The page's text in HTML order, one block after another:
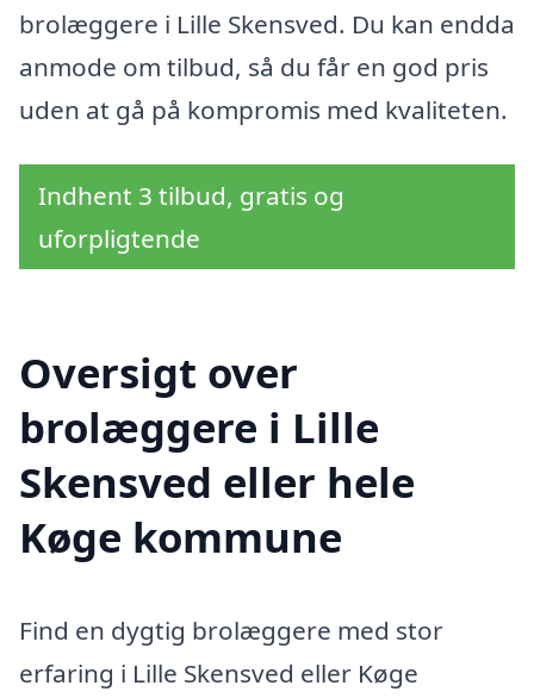
brolæggere i Lille Skensved. Du kan endda
anmode om tilbud, så du får en god pris
uden at gå på kompromis med kvaliteten.
Indhent 3 tilbud, gratis og
uforpligtende
Oversigt over
brolæggere i Lille
Skensved eller hele
Køge kommune
Find en dygtig brolæggere med stor
erfaring i Lille Skensved eller Køge